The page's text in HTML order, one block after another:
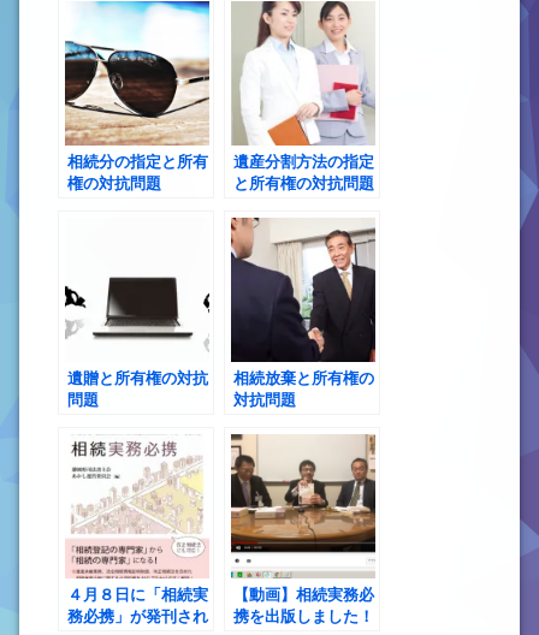
が、目録は表裏印刷
相続分の指定と所有
権の対抗問題
遺産分割方法の指定
と所有権の対抗問題
遺贈と所有権の対抗
問題
相続放棄と所有権の
対抗問題
４月８日に「相続実
務必携」が発刊され
【動画】相続実務必
携を出版しました！